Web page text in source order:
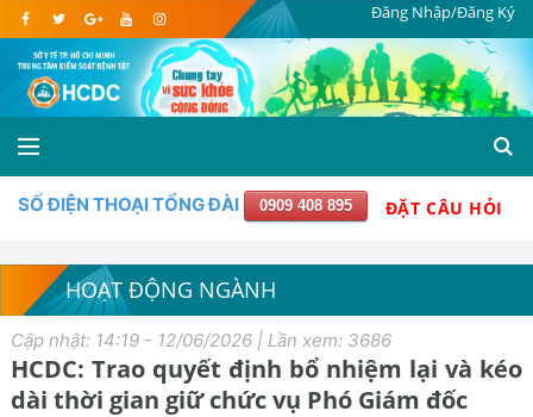
Đăng Nhập/Đăng Ký
SỐ ĐIỆN THOẠI TỔNG ĐÀI 0909 408 895 ĐẶT CÂU HỎI
HOẠT ĐỘNG NGÀNH
Cập nhật: 14:19 - 12/06/2026 | Lần xem: 3686
HCDC: Trao quyết định bổ nhiệm lại và kéo
dài thời gian giữ chức vụ Phó Giám đốc